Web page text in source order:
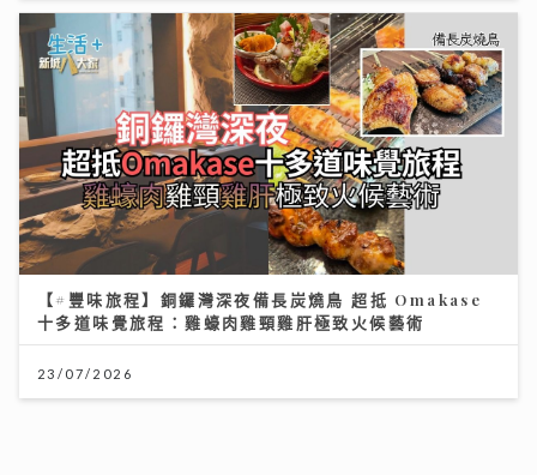
【#豐味旅程】銅鑼灣深夜備長炭燒鳥 超抵 Omakase
十多道味覺旅程：雞蠔肉雞頸雞肝極致火候藝術
23/07/2026